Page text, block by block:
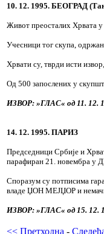
10. 12. 1995. БЕОГРАД
Живот преосталих Хрвата у
Учесници тог скупа,
Хрвати су, тврди исти
Од 500 запослених у
ИЗВОР: »ГЛАС« од 11. 12.
14. 12. 1995. ПАРИЗ
Председници Србије и
парафиран 21. новембра у
Споразум су потписима
владе ЏОН МЕЈЏОР и
ИЗВОР: »ГЛАС« од 15. 12.
<< Претходна -